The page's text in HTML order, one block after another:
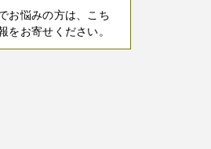
お悩みの方は、こち
をお寄せください。